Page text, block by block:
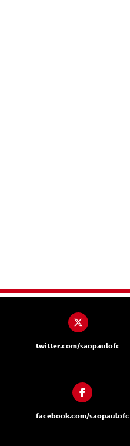
twitter.com/saopaulofc
facebook.com/saopaulofc